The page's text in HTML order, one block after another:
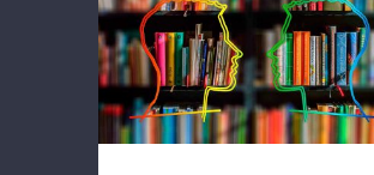
Transcreación: traducción
creativa